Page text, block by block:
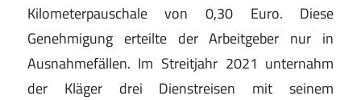
Kilometerpauschale von 0,30 Euro. Diese
Genehmigung erteilte der Arbeitgeber nur in
Ausnahmefällen. Im Streitjahr 2021 unternahm
der Kläger drei Dienstreisen mit seinem